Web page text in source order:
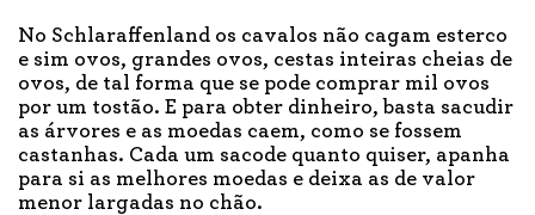
No Schlaraffenland os cavalos não cagam esterco
e sim ovos, grandes ovos, cestas inteiras cheias de
ovos, de tal forma que se pode comprar mil ovos
por um tostão. E para obter dinheiro, basta sacudir
as árvores e as moedas caem, como se fossem
castanhas. Cada um sacode quanto quiser, apanha
para si as melhores moedas e deixa as de valor
menor largadas no chão.